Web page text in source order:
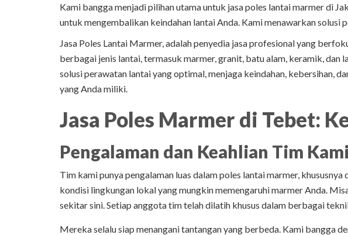
Kami bangga menjadi pilihan utama untuk jasa poles lantai marmer di
untuk mengembalikan keindahan lantai Anda. Kami menawarkan solusi
Jasa Poles Lantai Marmer, adalah penyedia jasa profesional yang
berbagai jenis lantai, termasuk marmer, granit, batu alam, keramik, dan
solusi perawatan lantai yang optimal, menjaga keindahan, kebersihan,
yang Anda miliki.
Jasa Poles Marmer di Tebet:
Pengalaman dan Keahlian Tim Kami
Tim kami punya pengalaman luas dalam poles lantai marmer,
kondisi lingkungan lokal yang mungkin memengaruhi marmer Anda.
sekitar sini. Setiap anggota tim telah dilatih khusus dalam berbagai
Mereka selalu siap menangani tantangan yang berbeda. Kami bangga